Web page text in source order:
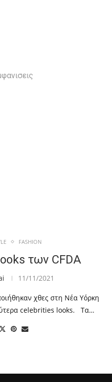
FASHION
των CFDA
11/11/2021
χθες στη Νέα Υόρκη
celebrities looks. Τα…